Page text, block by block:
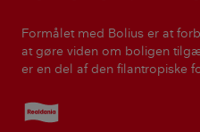
Formålet med Bolius er at
at gøre viden om boligen
er en del af den filantropiske
Realdania